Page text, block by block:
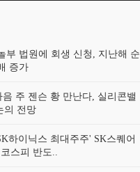
부 법원에 회생 신청, 지난해 순
증가
주 젠슨 황 만난다, 실리콘밸
의 전망
하이닉스 최대주주' SK스퀘어
스피 반도..